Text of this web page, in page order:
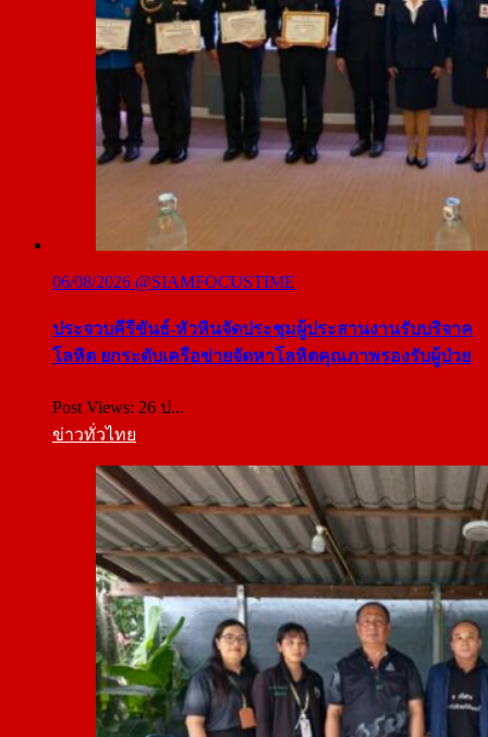
06/08/2026 @SIAMFOCUSTIME
ประจวบคีรีขันธ์-หัวหินจัดประชุมผู้ประสานงานรับบริจาค
โลหิต ยกระดับเครือข่ายจัดหาโลหิตคุณภาพรองรับผู้ป่วย
Post Views: 26 ป...
ข่าวทั่วไทย